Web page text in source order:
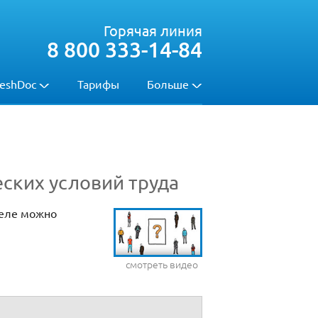
Тарифы Больше
Горячая линия
8 800 333-14-84
условий труда
смотреть видео
можно